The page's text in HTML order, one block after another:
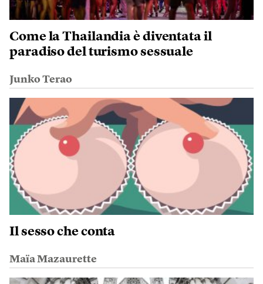
Come la Thailandia è diventata il
paradiso del turismo sessuale
Junko Terao
Il sesso che conta
Maïa Mazaurette